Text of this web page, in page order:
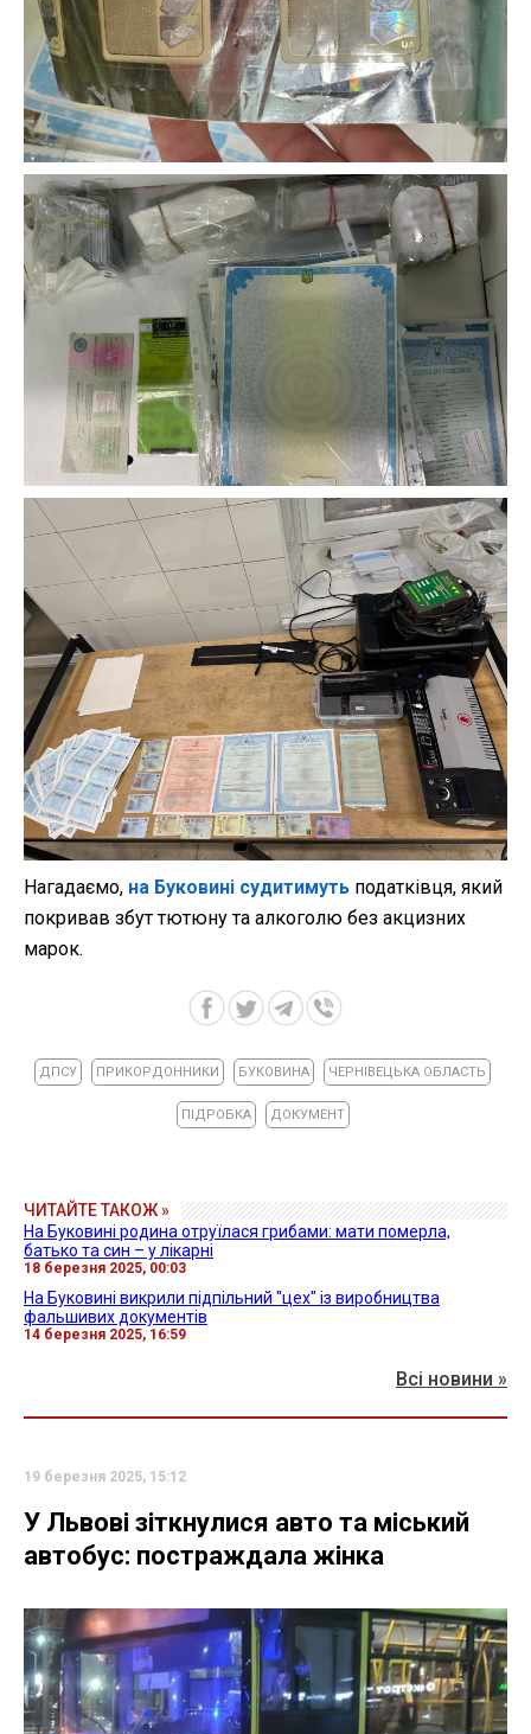
Нагадаємо, на Буковині судитимуть податківця, який
покривав збут тютюну та алкоголю без акцизних
марок.
ДПСУ ПРИКОРДОННИКИ БУКОВИНА ЧЕРНІВЕЦЬКА ОБЛАСТЬ
ПІДРОБКА ДОКУМЕНТ
ЧИТАЙТЕ ТАКОЖ »
На Буковині родина отруїлася грибами: мати померла,
батько та син – у лікарні
18 березня 2025, 00:03
На Буковині викрили підпільний "цех" із виробництва
фальшивих документів
14 березня 2025, 16:59
Всі новини »
19 березня 2025, 15:12
У Львові зіткнулися авто та міський
автобус: постраждала жінка